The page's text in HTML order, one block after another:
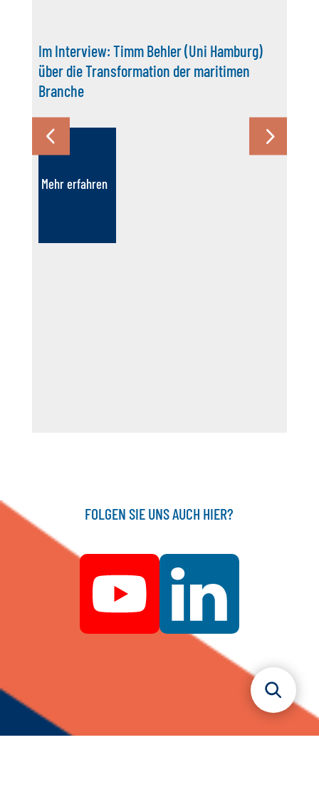
Im Interview: Timm Behler (Uni Hamburg)
über die Transformation der maritimen
Branche
Mehr erfahren
FOLGEN SIE UNS AUCH HIER?